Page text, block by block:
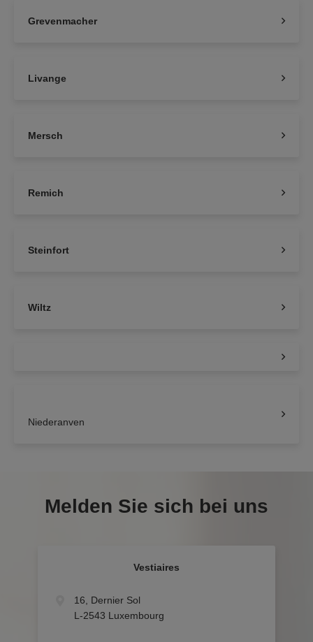
Grevenmacher
Livange
Mersch
Remich
Steinfort
Wiltz
Niederanven
Melden Sie sich bei uns
Vestiaires
16, Dernier Sol
L-2543 Luxembourg